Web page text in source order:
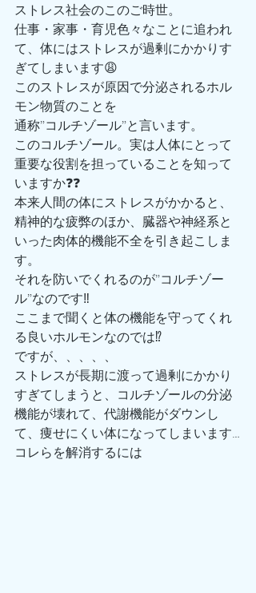
ストレス社会のこのご時世。
仕事・家事・育児色々なことに追われ
て、体にはストレスが過剰にかかりす
ぎてしまいます😩
このストレスが原因で分泌されるホル
モン物質のことを
通称”コルチゾール”と言います。
このコルチゾール。実は人体にとって
重要な役割を担っていることを知って
いますか❓❓
本来人間の体にストレスがかかると、
精神的な疲弊のほか、臓器や神経系と
いった肉体的機能不全を引き起こしま
す。
それを防いでくれるのが”コルチゾー
ル”なのです‼️
ここまで聞くと体の機能を守ってくれ
る良いホルモンなのでは⁉️
ですが、、、、、
ストレスが長期に渡って過剰にかかり
すぎてしまうと、コルチゾールの分泌
機能が壊れて、代謝機能がダウンし
て、痩せにくい体になってしまいます…
コレらを解消するには